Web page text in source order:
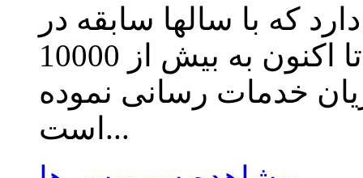
که با سالها سابقه در
زمینه ارائه سرویس کاهش پینگ تا اکنون به بیش از 10000
خدمات رسانی نموده
است...